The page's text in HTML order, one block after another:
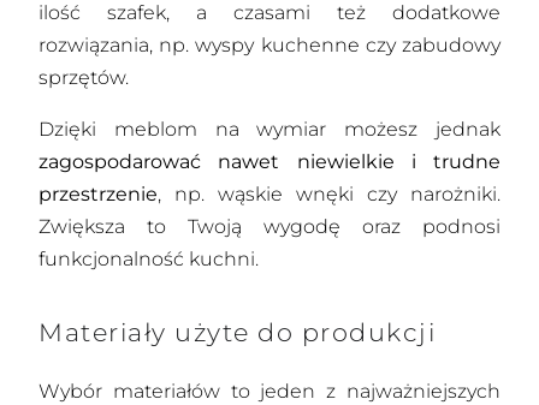
ilość szafek, a czasami też dodatkowe
rozwiązania, np. wyspy kuchenne czy zabudowy
sprzętów.
Dzięki meblom na wymiar możesz jednak
zagospodarować nawet niewielkie i trudne
przestrzenie, np. wąskie wnęki czy narożniki.
Zwiększa to Twoją wygodę oraz podnosi
funkcjonalność kuchni.
Materiały użyte do produkcji
Wybór materiałów to jeden z najważniejszych